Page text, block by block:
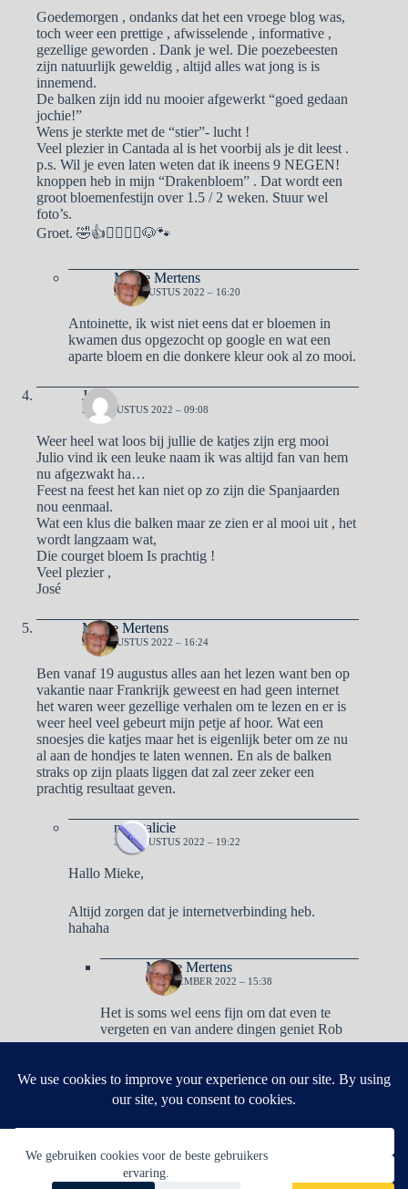
We gebruiken cookies voor de beste gebruikers
ervaring.
Goedemorgen , ondanks dat het een vroege blog was,
toch weer een prettige , afwisselende , informative ,
gezellige geworden . Dank je wel. Die poezebeesten
zijn natuurlijk geweldig , altijd alles wat jong is is
innemend.
De balken zijn idd nu mooier afgewerkt “goed gedaan
jochie!”
Wens je sterkte met de “stier”- lucht !
Veel plezier in Cantada al is het voorbij als je dit leest .
p.s. Wil je even laten weten dat ik ineens 9 NEGEN!
knoppen heb in mijn “Drakenbloem” . Dat wordt een
groot bloemenfestijn over 1.5 / 2 weken. Stuur wel
foto’s.
Groet. 🤣👍🙋‍♀️🙋‍♂️🐶🐾
Mieke Mertens
31 AUGUSTUS 2022 – 16:20
Antoinette, ik wist niet eens dat er bloemen in
kwamen dus opgezocht op google en wat een
aparte bloem en die donkere kleur ook al zo mooi.
José
28 AUGUSTUS 2022 – 09:08
Weer heel wat loos bij jullie de katjes zijn erg mooi
Julio vind ik een leuke naam ik was altijd fan van hem
nu afgezwakt ha…
Feest na feest het kan niet op zo zijn die Spanjaarden
nou eenmaal.
Wat een klus die balken maar ze zien er al mooi uit , het
wordt langzaam wat,
Die courget bloem Is prachtig !
Veel plezier ,
José
Mieke Mertens
31 AUGUSTUS 2022 – 16:24
Ben vanaf 19 augustus alles aan het lezen want ben op
vakantie naar Frankrijk geweest en had geen internet
het waren weer gezellige verhalen om te lezen en er is
weer heel veel gebeurt mijn petje af hoor. Wat een
snoesjes die katjes maar het is eigenlijk beter om ze nu
al aan de hondjes te laten wennen. En als de balken
straks op zijn plaats liggen dat zal zeer zeker een
prachtig resultaat geven.
naargalicie
31 AUGUSTUS 2022 – 19:22
Hallo Mieke,
Altijd zorgen dat je internetverbinding heb.
hahaha
Mieke Mertens
1 SEPTEMBER 2022 – 15:38
Het is soms wel eens fijn om dat even te
vergeten en van andere dingen geniet Rob
Reacties zijn gesloten.